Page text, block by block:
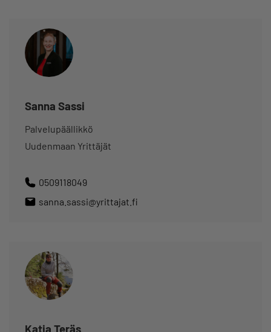
Sanna Sassi
Palvelupäällikkö
Uudenmaan Yrittäjät
0509118049
sanna.sassi@yrittajat.fi
Katja Teräs